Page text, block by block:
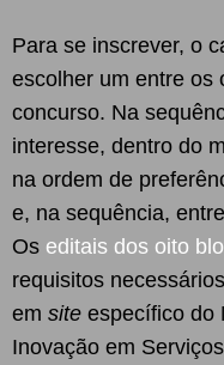
Para se inscrever, o
escolher um entre os
concurso. Na
interesse, dentro do
na ordem de
e, na sequência,
Os editais dos oito
requisitos
em site específico do
Inovação em